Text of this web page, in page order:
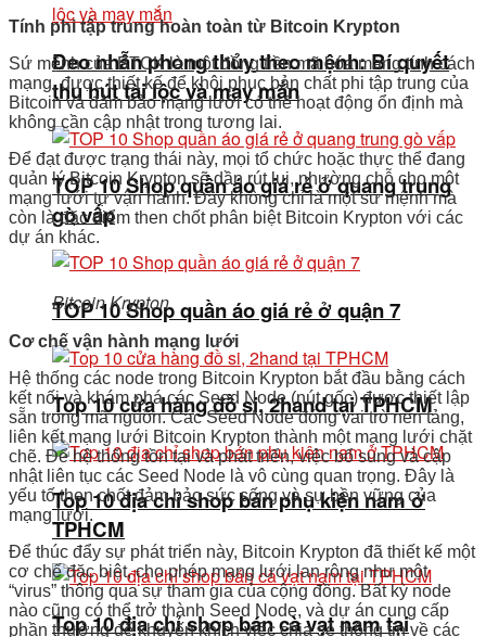
Đeo nhẫn phong thủy theo mệnh: Bí quyết
thu hút tài lộc và may mắn
TOP 10 Shop quần áo giá rẻ ở quang trung
gò vấp
TOP 10 Shop quần áo giá rẻ ở quận 7
Top 10 cửa hàng đồ si, 2hand tại TPHCM
Top 10 địa chỉ shop bán phụ kiện nam ở
TPHCM
Top 10 địa chỉ shop bán cà vạt nam tại
Tính phi tập trung hoàn toàn từ Bitcoin Krypton
Sứ mệnh của BTCK là một đồng tiền mã hóa mang tính cách
mạng, được thiết kế để khôi phục bản chất phi tập trung của
Bitcoin và đảm bảo mạng lưới có thể hoạt động ổn định mà
không cần cập nhật trong tương lai.
Để đạt được trạng thái này, mọi tổ chức hoặc thực thể đang
quản lý Bitcoin Krypton sẽ dần rút lui, nhường chỗ cho một
mạng lưới tự vận hành. Đây không chỉ là một sứ mệnh mà
còn là đặc điểm then chốt phân biệt Bitcoin Krypton với các
dự án khác.
Bitcoin Krypton
Cơ chế vận hành mạng lưới
Hệ thống các node trong Bitcoin Krypton bắt đầu bằng cách
kết nối và khám phá các Seed Node (nút gốc) được thiết lập
sẵn trong mã nguồn. Các Seed Node đóng vai trò nền tảng,
liên kết mạng lưới Bitcoin Krypton thành một mạng lưới chặt
chẽ. Để hệ thống tồn tại và phát triển, việc bổ sung và cập
nhật liên tục các Seed Node là vô cùng quan trọng. Đây là
yếu tố then chốt đảm bảo sức sống và sự bền vững của
mạng lưới.
Để thúc đẩy sự phát triển này, Bitcoin Krypton đã thiết kế một
cơ chế đặc biệt, cho phép mạng lưới lan rộng như một
“virus” thông qua sự tham gia của cộng đồng. Bất kỳ node
nào cũng có thể trở thành Seed Node, và dự án cung cấp
phần thưởng để khuyến khích việc chia sẻ thông tin về các